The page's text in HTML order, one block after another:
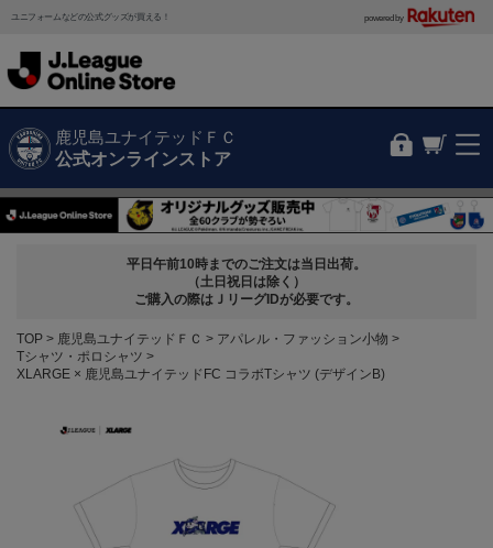
ユニフォームなどの公式グッズが買える！ powered by
鹿児島ユナイテッドＦＣ
公式オンラインストア
平日午前10時までのご注文は当日出荷。
（土日祝日は除く）
ご購入の際はＪリーグIDが必要です。
TOP 鹿児島ユナイテッドＦＣ
アパレル・ファッション小物
Tシャツ・ポロシャツ
XLARGE × 鹿児島ユナイテッドFC コラボTシャツ (デザインB)